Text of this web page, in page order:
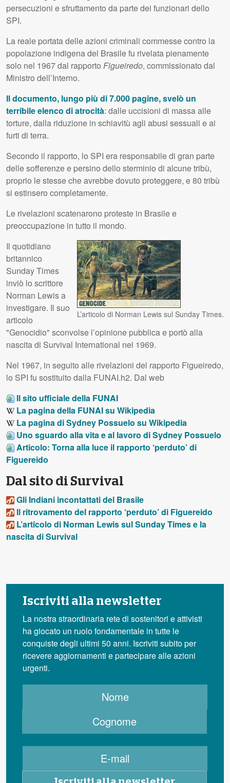
persecuzioni e sfruttamento da parte dei funzionari dello
SPI.
La reale portata delle azioni criminali commesse contro la
popolazione indigena del Brasile fu rivelata pienamente
solo nel 1967 dal rapporto Figueiredo, commissionato dal
Ministro dell’Interno.
Il documento, lungo più di 7.000 pagine, svelò un
terribile elenco di atrocità: dalle uccisioni di massa alle
torture, dalla riduzione in schiavitù agli abusi sessuali e ai
furti di terra.
Secondo il rapporto, lo SPI era responsabile di gran parte
delle sofferenze e persino dello sterminio di alcune tribù,
proprio le stesse che avrebbe dovuto proteggere, e 80 tribù
si estinsero completamente.
Le rivelazioni scatenarono proteste in Brasile e
preoccupazione in tutto il mondo.
L’articolo di Norman Lewis sul Sunday Times.
Il quotidiano
britannico
Sunday Times
inviò lo scrittore
Norman Lewis a
investigare. Il suo
articolo
"Genocidio" sconvolse l’opinione pubblica e portò alla
nascita di Survival International nel 1969.
Nel 1967, in seguito alle rivelazioni del rapporto Figueiredo,
lo SPI fu sostituito dalla FUNAI.h2. Dal web
Il sito ufficiale della FUNAI
La pagina della FUNAIsu Wikipedia
La pagina di Sydney Possuelo su Wikipedia
Uno sguardo alla vita e al lavoro di Sydney Possuelo
Articolo: Torna alla luce il rapporto ‘perduto’ di
Figuereido
Dal sito di Survival
Gli Indiani incontattati del Brasile
Il ritrovamento del rapporto ‘perduto’ di Figuereido
L’articolo di Norman Lewis sul Sunday Times e la
nascita di Survival
Iscriviti alla newsletter
La nostra straordinaria rete di sostenitori e attivisti
ha giocato un ruolo fondamentale in tutte le
conquiste degli ultimi 50 anni. Iscriviti subito per
ricevere aggiornamenti e partecipare alle azioni
urgenti.